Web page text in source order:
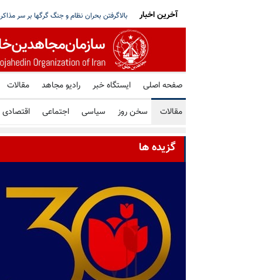
کارشناسان سازمان ملل: سرکوب اقلیت‌های کشور؛ تصمیم کویت در میانه تنشهای منطقه‌یی
آخرین اخبار
صفحه اصلی ایستگاه خبر رادیو مجاهد مقالات
مقالات سخن روز سیاسی اجتماعی اقتصادی
گزیده ها